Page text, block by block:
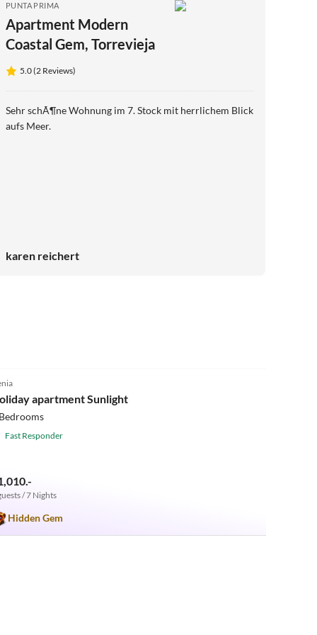
PUNTA PRIMA
Apartment Modern
Coastal Gem, Torrevieja
5.0 (2 Reviews)
Sehr schÃ¶ne Wohnung im 7. Stock mit herrlichem Blick
aufs Meer.
karen reichert
apartment Sunlight
Fast Responder
/ 7 Nights
Hidden Gem